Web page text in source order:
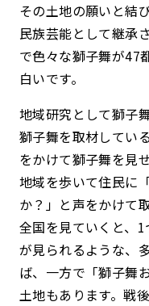
その土地の願いと結
民族芸能として継承
で色々な獅子舞が47
白いです。
地域研究として獅子
獅子舞を取材してい
をかけて獅子舞を見
地域を歩いて住民に
か？」と声をかけて
全国を見ていくと、
が見られるような、
ば、一方で「獅子舞
土地もあります。戦